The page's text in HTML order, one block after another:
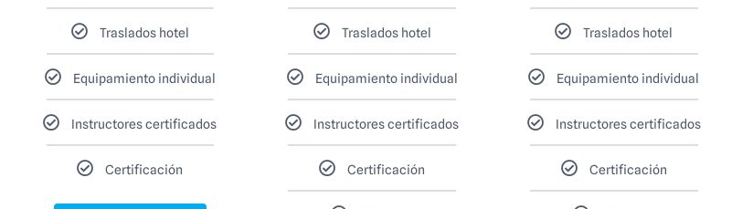
Traslados hotel
Equipamiento individual
Instructores certificados
Certificación
Traslados hotel
Equipamiento individual
Instructores certificados
Certificación
Traslados hotel
Equipamiento individual
Instructores certificados
Certificación